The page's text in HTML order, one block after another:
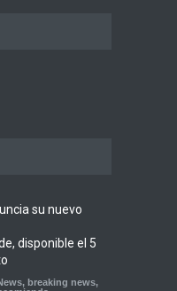
su nuevo
disponible el 5
, breaking news,